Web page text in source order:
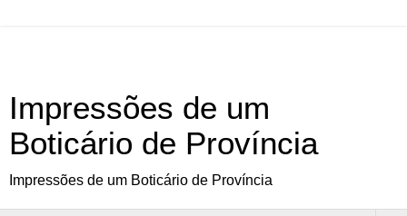
Impressões de um
Boticário de Província
Impressões de um Boticário de Província